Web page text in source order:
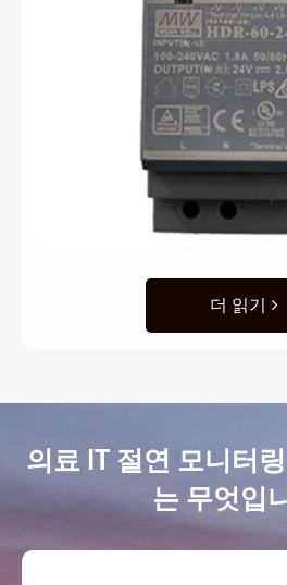
더 읽기
의료 IT 절연 모니터
는 무엇입